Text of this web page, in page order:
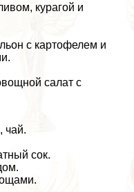
курагой и
с картофелем и
салат с
чай.
сок.